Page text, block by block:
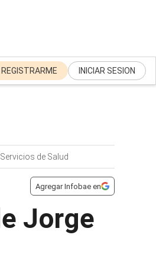
REGISTRARME INICIAR SESION
de Salud
Agregar Infobae en
Jorge